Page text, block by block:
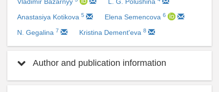
Vladimir Bazarnyy L. G. Polushina
Anastasiya Kotikova 5 Elena Semencova 6
N. Gegalina 7 Kristina Dement'eva 8
Author and publication information